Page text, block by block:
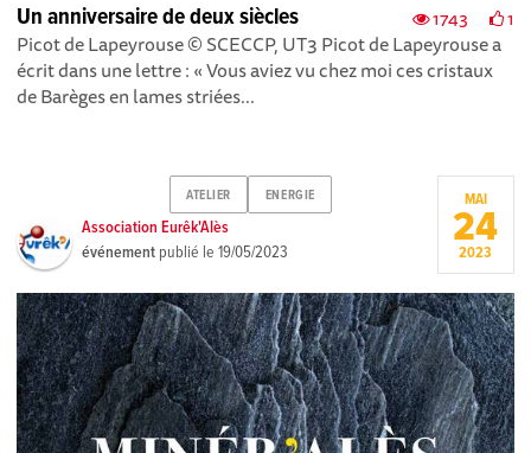
1743 1
Un anniversaire de deux siècles
Picot de Lapeyrouse © SCECCP, UT3 Picot de Lapeyrouse a
écrit dans une lettre : « Vous aviez vu chez moi ces cristaux
de Barèges en lames striées...
ATELIER ENERGIE
Association Eurêk'Alès
événement publié le19/05/2023
MAI
24
2023